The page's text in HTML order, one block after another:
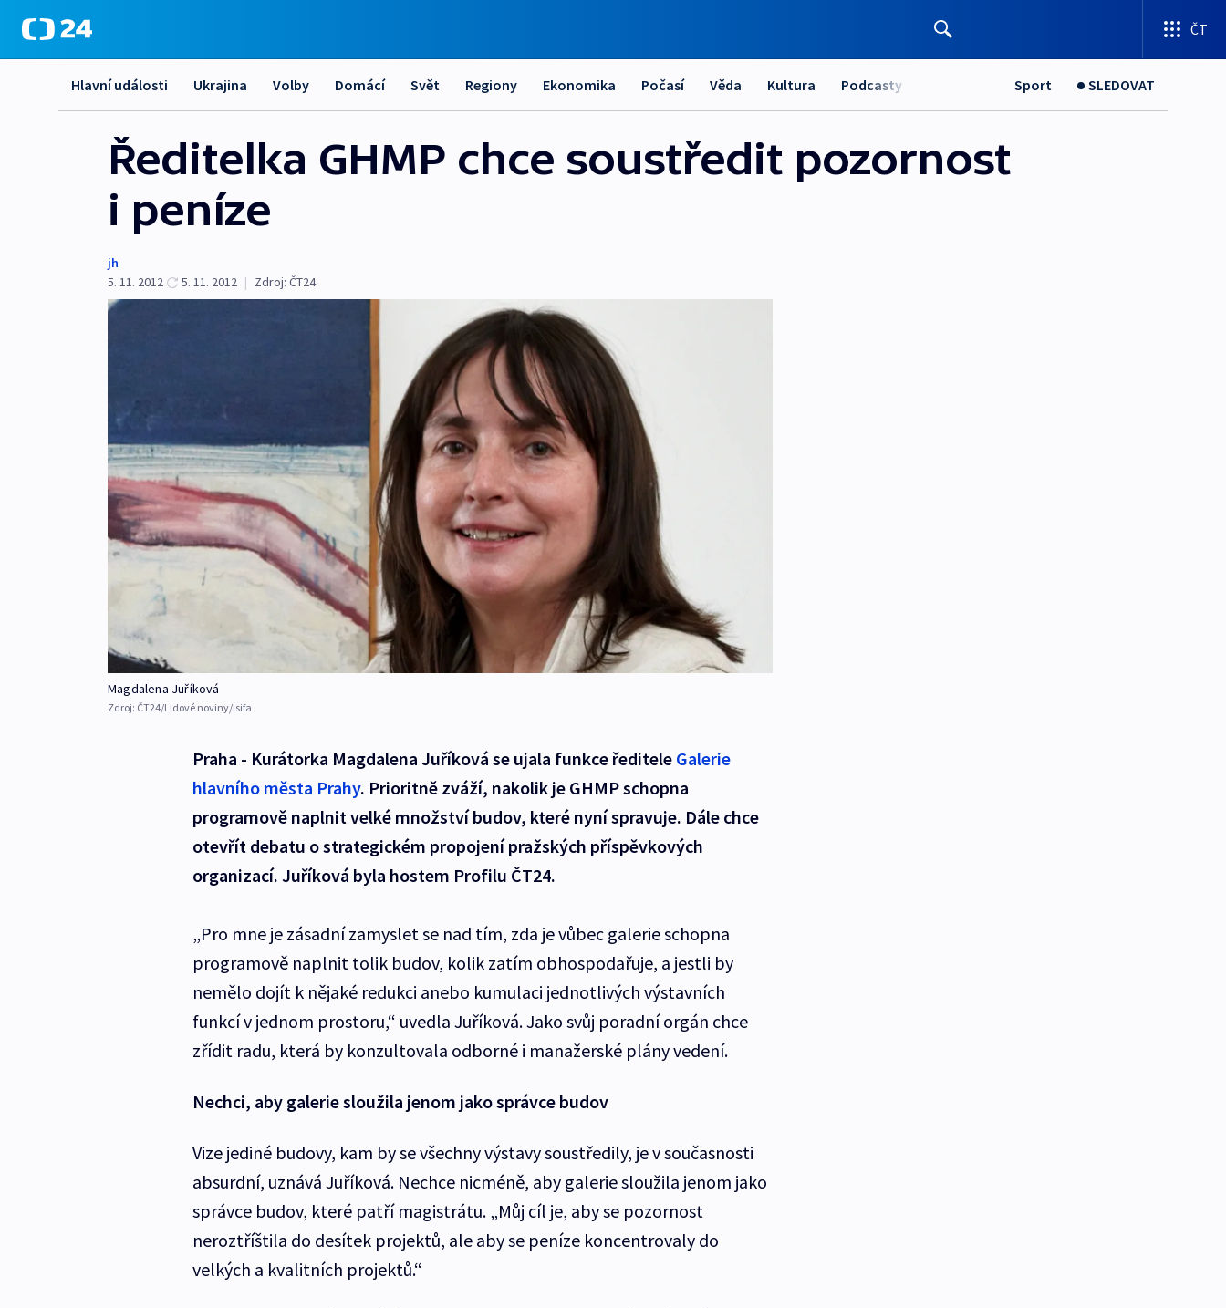
ČT
Hlavní události Ukrajina Volby Domácí Svět Regiony Ekonomika Počasí Věda Kultura Podcasty Sport SLEDOVAT
Ředitelka GHMP chce soustředit pozornost
i peníze
jh
5. 11. 2012
5. 11. 2012 | Zdroj: ČT24
Magdalena Juříková
Zdroj: ČT24/Lidové noviny/Isifa
Praha - Kurátorka Magdalena Juříková se ujala funkce ředitele Galerie
hlavního města Prahy. Prioritně zváží, nakolik je GHMP schopna
programově naplnit velké množství budov, které nyní spravuje. Dále chce
otevřít debatu o strategickém propojení pražských příspěvkových
organizací. Juříková byla hostem Profilu ČT24.
„Pro mne je zásadní zamyslet se nad tím, zda je vůbec galerie schopna
programově naplnit tolik budov, kolik zatím obhospodařuje, a jestli by
nemělo dojít k nějaké redukci anebo kumulaci jednotlivých výstavních
funkcí v jednom prostoru,“ uvedla Juříková. Jako svůj poradní orgán chce
zřídit radu, která by konzultovala odborné i manažerské plány vedení.
Nechci, aby galerie sloužila jenom jako správce budov
Vize jediné budovy, kam by se všechny výstavy soustředily, je v současnosti
absurdní, uznává Juříková. Nechce nicméně, aby galerie sloužila jenom jako
správce budov, které patří magistrátu. „Můj cíl je, aby se pozornost
neroztříštila do desítek projektů, ale aby se peníze koncentrovaly do
velkých a kvalitních projektů.“